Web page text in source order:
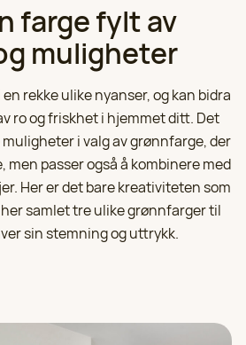
farge fylt av
muligheter
rekke ulike nyanser, og kan bidra
ro og friskhet i hjemmet ditt. Det
i valg av grønnfarge, der
men passer også å kombinere med
Her er det bare kreativiteten som
samlet tre ulike grønnfarger til
sin stemning og uttrykk.